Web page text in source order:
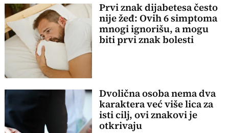
Prvi znak dijabetesa često
nije žeđ: Ovih 6 simptoma
mnogi ignorišu, a mogu
biti prvi znak bolesti
Dvolična osoba nema dva
karaktera već više lica za
isti cilj, ovi znakovi je
otkrivaju